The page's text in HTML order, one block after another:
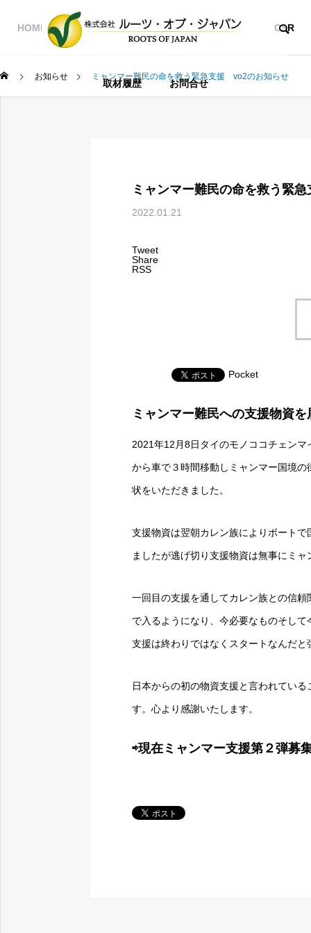
HOME 事業紹介 会社概要 採用情報 CSR
取材履歴 お問合せ
お知らせ ミャンマー難民の命を救う緊急支援 vo2のお知らせ
ミャンマー難民の命を救う緊
2022.01.21
Tweet
Share
RSS
Pocket
ミャンマー難民への支援物資
2021年12月8日タイのモノココチェン
から車で３時間移動しミャンマー国境
状をいただきました。
支援物資は翌朝カレン族によりボート
ましたが逃げ切り支援物資は無事にミ
一回目の支援を通してカレン族との信
で入るようになり、今必要なものそし
支援は終わりではなくスタートなんだ
日本からの初の物資支援と言われてい
す。心より感謝いたします。
⇨現在ミャンマー支援第２弾募